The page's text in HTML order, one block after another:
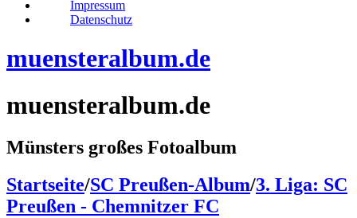
Impressum
Datenschutz
muensteralbum.de
muensteralbum.de
Münsters großes Fotoalbum
Startseite/SC Preußen-Album/3. Liga: SC
Preußen - Chemnitzer FC